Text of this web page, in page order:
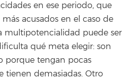
en ese periodo, que
acusados en el caso de
multipotencialidad puede ser
qué meta elegir: son
porque tengan pocas
tienen demasiadas. Otro